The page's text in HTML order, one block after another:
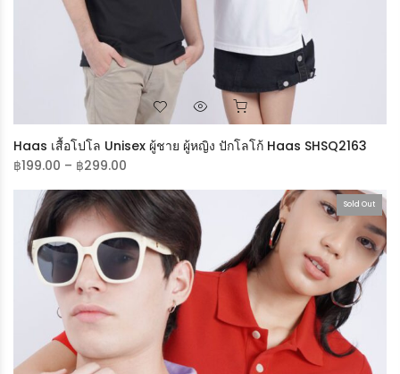
Haas เสื้อโปโล Unisex ผู้ชาย ผู้หญิง ปักโลโก้ Haas SHSQ2163
฿199.00 – ฿299.00
Sold Out
LOGIN
Username Or Email Address
Password*
Remember Me
LOG IN
Lost Password?Recover Password